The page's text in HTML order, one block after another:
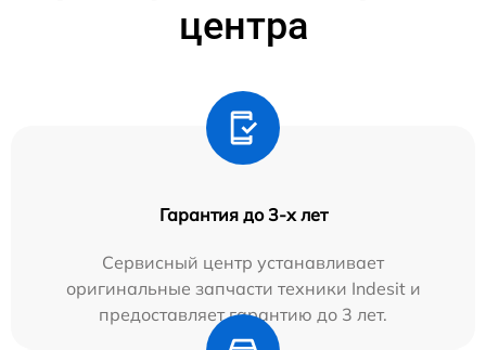
центра
Гарантия до 3-х лет
Сервисный центр устанавливает
оригинальные запчасти техники Indesit и
предоставляет гарантию до 3 лет.